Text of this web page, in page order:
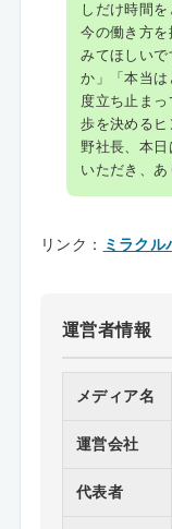
しだけ時間
今の働き方
みてほしい
か」「本当
度立ち止ま
歩を決める
野社長、本
いただき、あ
リンク： ミラク
運営者情報
メディア名
運営会社
代表者